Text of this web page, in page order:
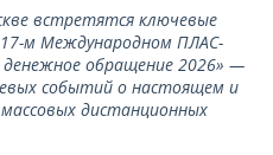
встретятся ключевые
17-м Международном ПЛАС-
обращение 2026» —
событий о настоящем и
дистанционных